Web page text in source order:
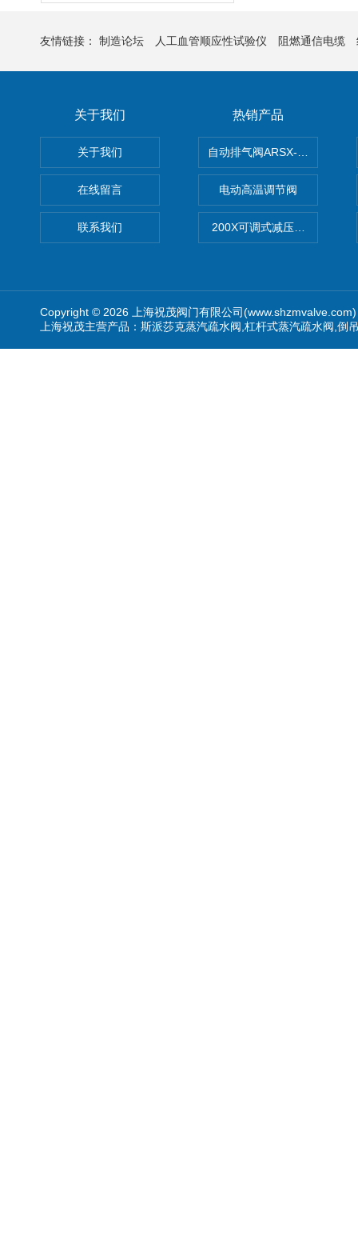
友情链接： 制造论坛 人工血管顺应性试验仪 阻燃通信电缆
关于我们
关于我们
在线留言
联系我们
热销产品
自动排气阀ARSX-0015/
电动高温调节阀
200X可调式减压阀（减压稳
Copyright © 2026 上海祝茂阀门有限公司
上海祝茂主营产品：斯派莎克蒸汽疏水阀,杠杆式蒸汽疏水阀,倒